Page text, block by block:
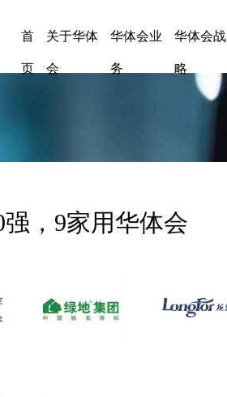
首
页
关于华体
会
华体会业
务
华体会战
略
，9家用华体会